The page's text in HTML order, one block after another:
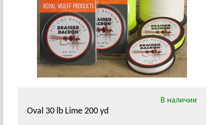
В наличии
Oval 30 lb Lime 200 yd